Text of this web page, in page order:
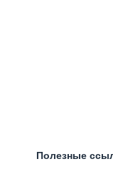
Полезные